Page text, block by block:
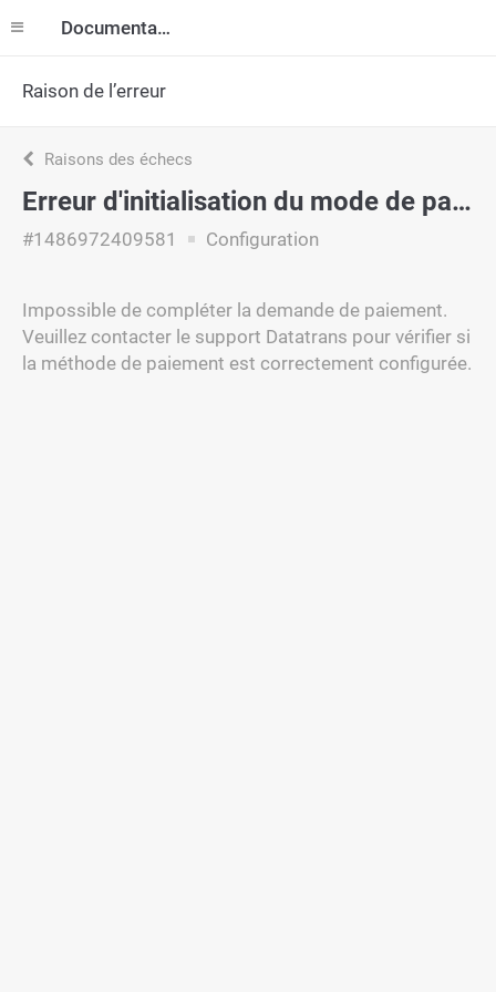
Documentation
Raison de l’erreur
Raisons des échecs
Erreur d'initialisation du mode de paiement
#1486972409581 Configuration
Impossible de compléter la demande de paiement.
Veuillez contacter le support Datatrans pour vérifier si
la méthode de paiement est correctement configurée.